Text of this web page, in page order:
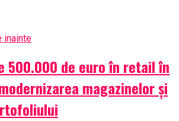
inainte
500.000 de euro în retail în
magazinelor și